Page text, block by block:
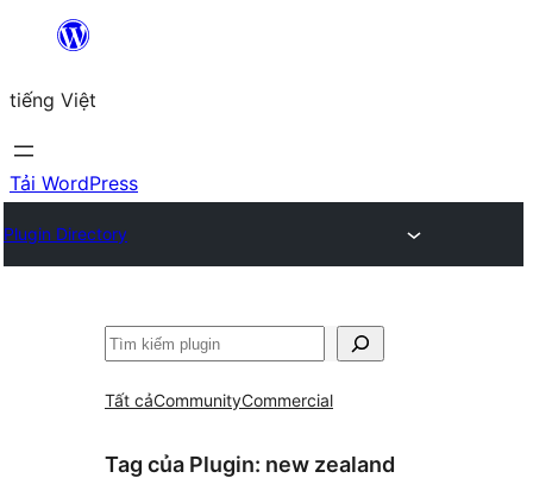
Chuyển
phần
nội
dung
tiếng Việt
Tải WordPress
Plugin Directory
Tìm
Tất cảCommunityCommercial
Tag của Plugin: new zealand